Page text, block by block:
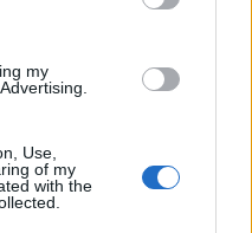
my
Use,
of my
with the
marzec jest
a wspomina się go w